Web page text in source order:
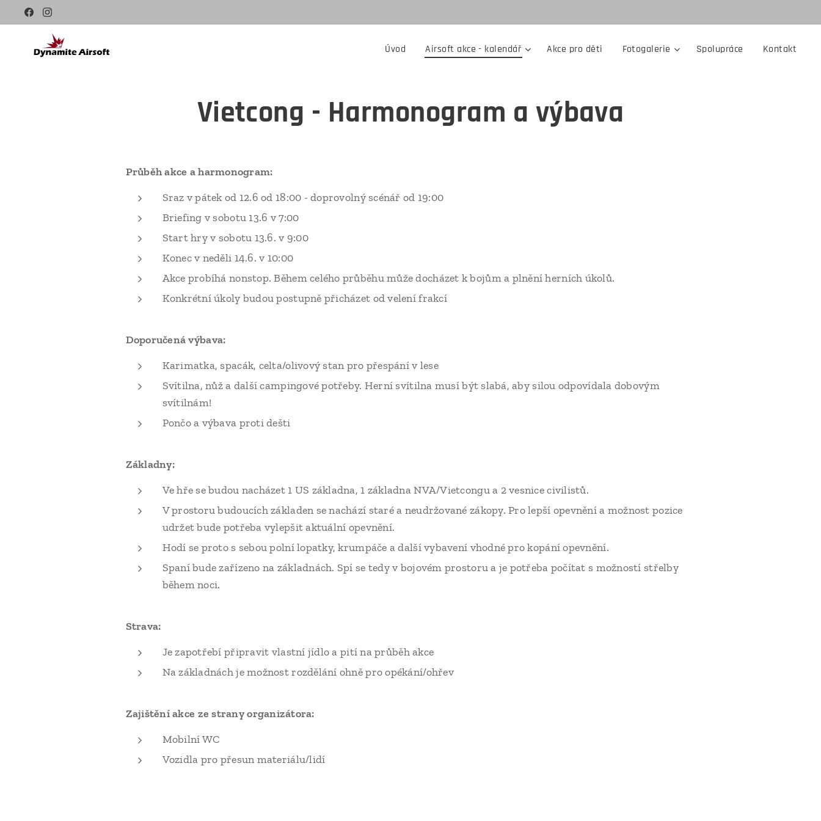
Úvod Airsoft akce - kalendář Akce pro děti Fotogalerie Spolupráce Kontakt
Vietcong - Harmonogram a výbava
Průběh akce a harmonogram:
Sraz v pátek od 12.6 od 18:00 - doprovolný scénář od 19:00
Briefing v sobotu 13.6 v 7:00
Start hry v sobotu 13.6. v 9:00
Konec v neděli 14.6. v 10:00
Akce probíhá nonstop. Během celého průběhu může docházet k bojům a plnění herních úkolů.
Konkrétní úkoly budou postupně přicházet od velení frakcí
Doporučená výbava:
Karimatka, spacák, celta/olivový stan pro přespání v lese
Svítilna, nůž a další campingové potřeby. Herní svítilna musí být slabá, aby silou odpovídala dobovým
svítilnám!
Pončo a výbava proti dešti
Základny:
Ve hře se budou nacházet 1 US základna, 1 základna NVA/Vietcongu a 2 vesnice civilistů.
V prostoru budoucích základen se nachází staré a neudržované zákopy. Pro lepší opevnění a možnost pozice
udržet bude potřeba vylepšit aktuální opevnění.
Hodí se proto s sebou polní lopatky, krumpáče a další vybavení vhodné pro kopání opevnění.
Spaní bude zařízeno na základnách. Spí se tedy v bojovém prostoru a je potřeba počítat s možností střelby
během noci.
Strava:
Je zapotřebí připravit vlastní jídlo a pití na průběh akce
Na základnách je možnost rozdělání ohně pro opékání/ohřev
Zajištění akce ze strany organizátora:
Mobilní WC
Vozidla pro přesun materiálu/lidí